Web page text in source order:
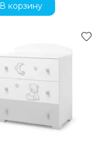
В корзину